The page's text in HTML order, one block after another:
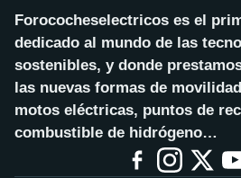
Forococheselectricos es el
dedicado al mundo de las
sostenibles, y donde
las nuevas formas de
motos eléctricas, puntos de
combustible de hidrógeno…